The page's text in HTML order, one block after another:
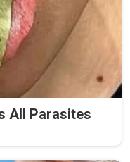
All Parasites